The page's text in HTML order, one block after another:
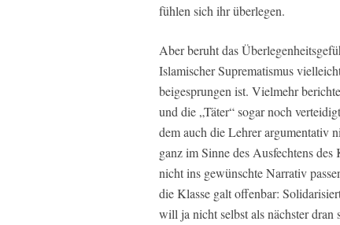
fühlen sich ihr überlegen.
Aber beruht das
Islamischer Suprematismus
beigesprungen ist. Vielmehr
und die „Täter“ sogar noch
dem auch die Lehrer argumentativ
ganz im Sinne des Ausfechtens
nicht ins gewünschte Narrativ
die Klasse galt offenbar:
will ja nicht selbst als nächster dran